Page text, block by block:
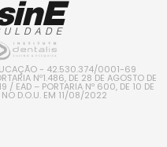
- 42.530.374/0001-69
Nº1.486, DE 28 DE AGOSTO DE
/ EAD – PORTARIA Nº 600, DE 10 DE
D.O.U. EM 11/08/2022